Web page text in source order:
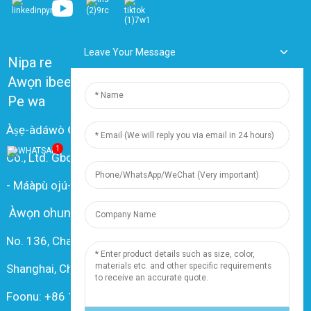
Nipa re
Awọn ibeere ti a maa n beere nigbagbogbo
Pe wa
Àṣẹ-àdáwò © 2024 Shanghai Dingzun Electric & Cable
Co., Ltd. Gbogbo ẹ̀tọ́ ni a fipamọ́
- Máàpù ojú-ọ̀nà - Resource
Àwọn ohun èlò
No. 136, Changxiang Rd., Nanxiang Town, 201802,
Shanghai, China
Foonu: +86 18019377761
1
Leave Your Message